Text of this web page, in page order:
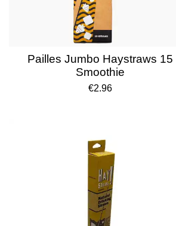
Pailles Jumbo Haystraws 15
Smoothie
€2.96